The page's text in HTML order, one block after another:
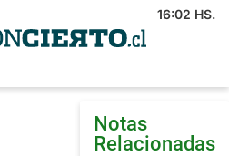
16:02 HS.
Notas
Relacionadas